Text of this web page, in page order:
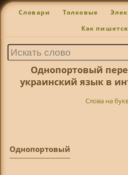
Словари Толковые
Как
Однопортовый
украинский язык в
Слова на
Однопортовый